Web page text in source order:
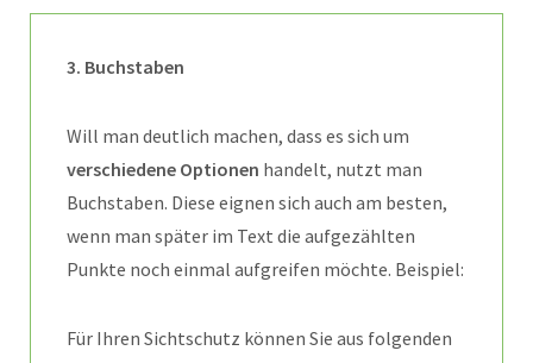
3. Buchstaben
Will man deutlich machen, dass es sich um
verschiedene Optionen handelt, nutzt man
Buchstaben. Diese eignen sich auch am besten,
wenn man später im Text die aufgezählten
Punkte noch einmal aufgreifen möchte. Beispiel:
Für Ihren Sichtschutz können Sie aus folgenden